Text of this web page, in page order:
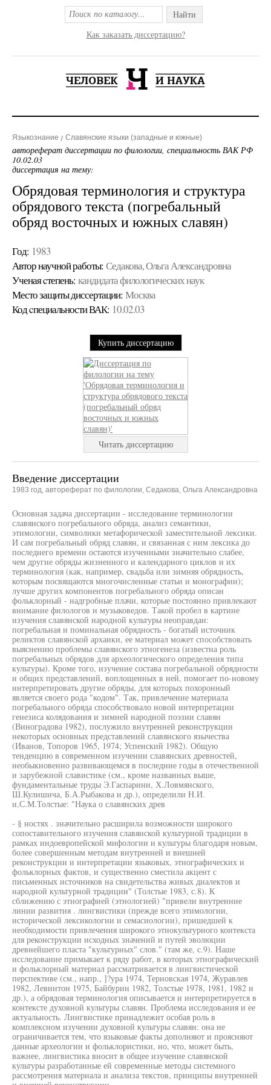
Найти
Как заказать диссертацию?
Языкознание Славянские языки (западные и южные)
автореферат диссертации по филологии, специальность ВАК РФ
10.02.03
диссертация на тему:
Обрядовая терминология и структура
обрядового текста (погребальный
обряд восточных и южных славян)
Год: 1983
Автор научной работы: Седакова, Ольга Александровна
Ученая cтепень: кандидата филологических наук
Место защиты диссертации: Москва
Код cпециальности ВАК: 10.02.03
Купить диссертацию
Читать диссертацию
Введение диссертации
1983 год, автореферат по филологии, Седакова, Ольга Александровна
Основная задача диссертации - исследование терминологии
славянского погребального обряда, анализ семантики,
этимологии, символики метафорической заместительной лексики.
И сам погребальный обряд славян, и связанная с ним лексика до
последнего времени остаются изученными значительно слабее,
чем другие обряды жизненного и календарного циклов и их
терминология (как, например, свадьба или зимняя обрядность,
которым посвящаются многочисленные статьи и монографии);
лучше других компонентов погребального обряда описан
фольклорный - надгробные плачи, которые постоянно привлекают
внимание филологов и музыковедов. Такой пробел в картине
изучения славянской народной культуры неоправдан:
погребальная и поминальная обрядность - богатый источник
реликтов славянской архаики, ее материал может способствовать
выяснению проблемы славянского этногенеза (известна роль
погребальных обрядов для археологического определения типа
культуры). Кроме того, изучение состава погребальной обрядности
и общих представлений, воплощенных в ней, помогает по-новому
интерпретировать другие обряды, для которых похоронный
является своего рода "кодом". Так, привлечение материала
погребального обряда способствовало новой интерпретации
генезиса колядования и зимней народной поэзии славян
(Виноградова 1982), послужило внутренней реконструкции
некоторых основных представлений славянского язычества
(Иванов, Топоров 1965, 1974; Успенский 1982). Общую
тенденцию в современном изучении славянских древностей,
необыкновенно развивающемся в последние годы в отечественной
и зарубежной славистике (см., кроме названных выше,
фундаментальные труды Э.Гаспарини, Х.Ловмянского,
Ш.Кулишича, Б.А.Рыбакова и др.), определили Н.И.
и,С.М.Толстые: "Наука о славянских древ
- § ностях . значительно расширила возможности широкого
сопоставительного изучения славянской культурной традиции в
рамках индоевропейской мифологии и культуры благодаря новым,
более совершенным методам внутренней и внешней
реконструкции и интерпретации языковых, этнографических и
фольклорных фактов, и существенно сместила акцент с
письменных источников на свидетельства живых диалектов и
народной культурной традиции" (Толстые 1983, с.8). К
сближению с этнографией (этнологией) "привели внутренние
линии развития . лингвистики (прежде всего этимологии,
исторической лексикологии и семасиологии), пришедшей к
необходимости привлечения широкого этнокультурного контекста
для реконструкции исходных значений и путей эволюции
древнейшего пласта "культурных" слов." (там же, с.9). Наше
исследование примыкает к ряду работ, в которых этнографический
и фольклорный материал рассматривается в лингвистической
перспективе (см., напр., ]?ура 1974, Терновская 1974, Журавлев
1982, Левинтон 1975, Байбурин 1982, Толстые 1978, 1981, 1982 и
др.), а обрядовая терминология описывается и интерпретируется в
контексте духовной культуры славян. Проблема исследования и ее
актуальность. Лингвистике принадлежит особая роль в
комплексном изучении духовной культуры славян: она не
ограничивается тем, что языковые факты дополняют и проясняют
данные археологии и фольклористики, но, что, может быть,
важнее, лингвистика вносит в общее изучение славянской
культуры разработанные ей современные методы системного
рассмотрения материала и анализа текстов, принципы внутренней